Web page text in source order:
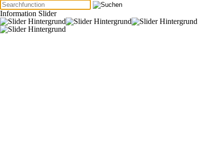
Information Slider